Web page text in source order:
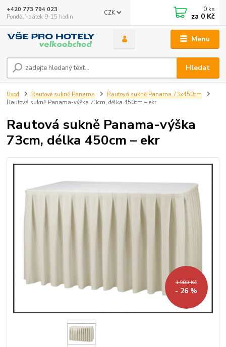
Menu
CZK
Hledat
+420 773 794 023
Pondělí-pátek 9-15 hodin
0 ks
za 0 Kč
Úvod Rautové sukně Panama
Rautová sukně Panama 73x450cm
Rautová sukně Panama-výška 73cm, délka 450cm – ekr
Rautová sukně Panama-výška
73cm, délka 450cm – ekr
1 983 Kč
- 26 %